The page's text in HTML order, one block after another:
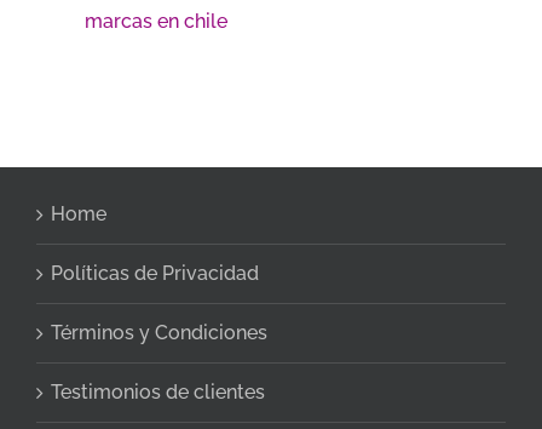
marcas en chile
Home
Políticas de Privacidad
Términos y Condiciones
Testimonios de clientes